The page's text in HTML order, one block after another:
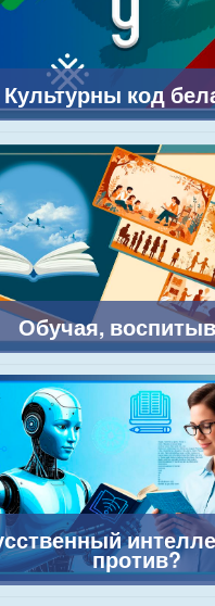
Культурны код
Обучая,
против?